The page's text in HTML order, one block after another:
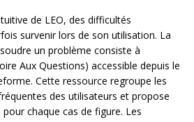
de LEO, des difficultés
survenir lors de son utilisation. La
un problème consiste à
Aux Questions) accessible depuis le
Cette ressource regroupe les
des utilisateurs et propose
chaque cas de figure. Les